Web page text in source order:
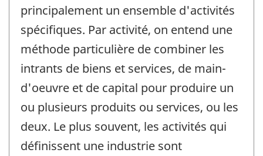
principalement un ensemble d'activités
spécifiques. Par activité, on entend une
méthode particulière de combiner les
intrants de biens et services, de main-
d'oeuvre et de capital pour produire un
ou plusieurs produits ou services, ou les
deux. Le plus souvent, les activités qui
définissent une industrie sont